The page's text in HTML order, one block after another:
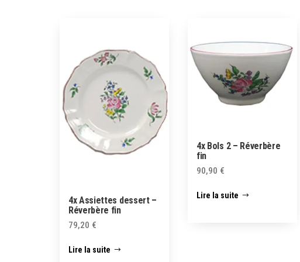
4x Assiettes dessert –
Réverbère fin
79,20 €
Lire la suite
4x Bols 2 – Réverbère
fin
90,90 €
Lire la suite